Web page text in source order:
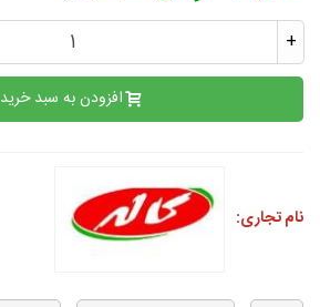
+
افزودن به سبد خرید
نام تجاری: